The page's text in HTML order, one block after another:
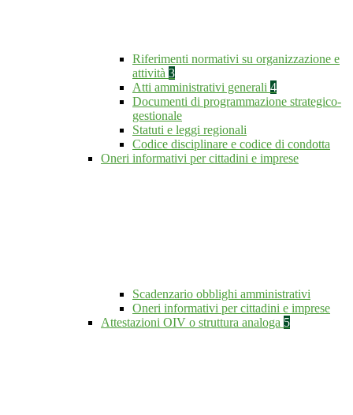
Riferimenti normativi su organizzazione e
attività 3
Atti amministrativi generali 4
Documenti di programmazione strategico-
gestionale
Statuti e leggi regionali
Codice disciplinare e codice di condotta
Oneri informativi per cittadini e imprese
Scadenzario obblighi amministrativi
Oneri informativi per cittadini e imprese
Attestazioni OIV o struttura analoga 5